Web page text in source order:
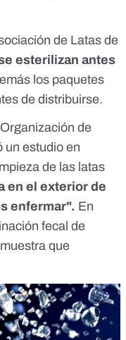
de Latas de
esterilizan antes
los paquetes
de distribuirse.
de
un estudio en
de las latas
en el exterior de
enfermar". En
fecal de
que